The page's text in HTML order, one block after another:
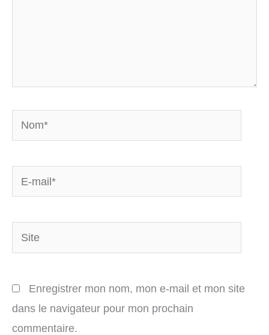
Nom*
E-
mail*
Site
Enregistrer mon nom, mon e-mail et mon site
dans le navigateur pour mon prochain
commentaire.